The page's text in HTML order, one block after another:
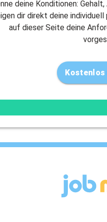
deine Konditionen:
dir direkt deine
auf dieser Seite deine